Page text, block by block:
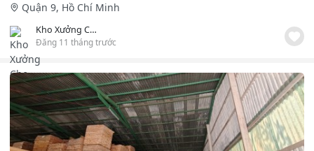
Quận 9, Hồ Chí Minh
Kho Xưởng Cho Thuê
Đăng 11 tháng trước